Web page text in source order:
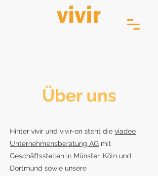
Über uns
Hinter vivir und vivir-on steht die viadee
Unternehmensberatung AG mit
Geschäftsstellen in Münster, Köln und
Dortmund sowie unsere